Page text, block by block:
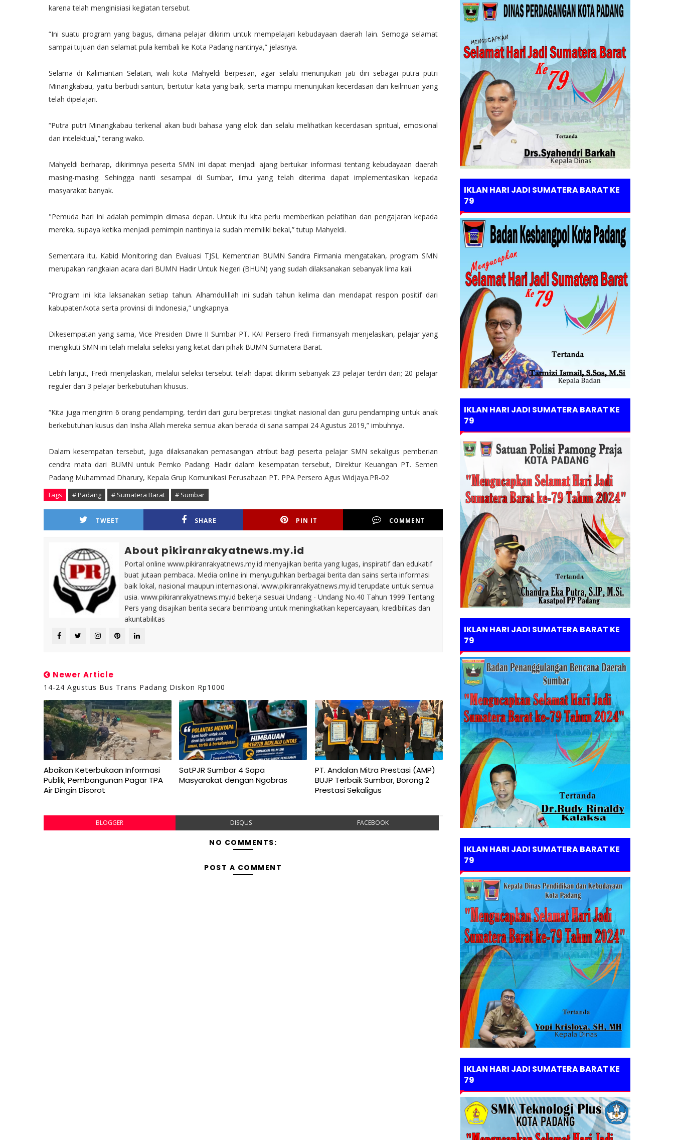
karena telah menginisiasi kegiatan tersebut.
“Ini suatu program yang bagus, dimana pelajar dikirim untuk mempelajari kebudayaan daerah lain. Semoga selamat
sampai tujuan dan selamat pula kembali ke Kota Padang nantinya,” jelasnya.
Selama di Kalimantan Selatan, wali kota Mahyeldi berpesan, agar selalu menunjukan jati diri sebagai putra putri
Minangkabau, yaitu berbudi santun, bertutur kata yang baik, serta mampu menunjukan kecerdasan dan keilmuan yang
telah dipelajari.
“Putra putri Minangkabau terkenal akan budi bahasa yang elok dan selalu melihatkan kecerdasan spritual, emosional
dan intelektual,” terang wako.
Mahyeldi berharap, dikirimnya peserta SMN ini dapat menjadi ajang bertukar informasi tentang kebudayaan daerah
masing-masing. Sehingga nanti sesampai di Sumbar, ilmu yang telah diterima dapat implementasikan kepada
masyarakat banyak.
"Pemuda hari ini adalah pemimpin dimasa depan. Untuk itu kita perlu memberikan pelatihan dan pengajaran kepada
mereka, supaya ketika menjadi pemimpin nantinya ia sudah memiliki bekal,” tutup Mahyeldi.
Sementara itu, Kabid Monitoring dan Evaluasi TJSL Kementrian BUMN Sandra Firmania mengatakan, program SMN
merupakan rangkaian acara dari BUMN Hadir Untuk Negeri (BHUN) yang sudah dilaksanakan sebanyak lima kali.
“Program ini kita laksanakan setiap tahun. Alhamdulillah ini sudah tahun kelima dan mendapat respon positif dari
kabupaten/kota serta provinsi di Indonesia,” ungkapnya.
Dikesempatan yang sama, Vice Presiden Divre II Sumbar PT. KAI Persero Fredi Firmansyah menjelaskan, pelajar yang
mengikuti SMN ini telah melalui seleksi yang ketat dari pihak BUMN Sumatera Barat.
Lebih lanjut, Fredi menjelaskan, melalui seleksi tersebut telah dapat dikirim sebanyak 23 pelajar terdiri dari; 20 pelajar
reguler dan 3 pelajar berkebutuhan khusus.
“Kita juga mengirim 6 orang pendamping, terdiri dari guru berpretasi tingkat nasional dan guru pendamping untuk anak
berkebutuhan kusus dan Insha Allah mereka semua akan berada di sana sampai 24 Agustus 2019,” imbuhnya.
Dalam kesempatan tersebut, juga dilaksanakan pemasangan atribut bagi peserta pelajar SMN sekaligus pemberian
cendra mata dari BUMN untuk Pemko Padang. Hadir dalam kesempatan tersebut, Direktur Keuangan PT. Semen
Padang Muhammad Dharury, Kepala Grup Komunikasi Perusahaan PT. PPA Persero Agus Widjaya.PR-02
Tags # Padang # Sumatera Barat # Sumbar
TWEET SHARE PIN IT COMMENT
About pikiranrakyatnews.my.id
Portal online www.pikiranrakyatnews.my.id menyajikan berita yang lugas, inspiratif dan edukatif
buat jutaan pembaca. Media online ini menyuguhkan berbagai berita dan sains serta informasi
baik lokal, nasional maupun internasional. www.pikiranrakyatnews.my.id terupdate untuk semua
usia. www.pikiranrakyatnews.my.id bekerja sesuai Undang - Undang No.40 Tahun 1999 Tentang
Pers yang disajikan berita secara berimbang untuk meningkatkan kepercayaan, kredibilitas dan
akuntabilitas
Newer Article
14-24 Agustus Bus Trans Padang Diskon Rp1000
Abaikan Keterbukaan Informasi
Publik, Pembangunan Pagar TPA
Air Dingin Disorot
SatPJR Sumbar 4 Sapa
Masyarakat dengan Ngobras
PT. Andalan Mitra Prestasi (AMP)
BUJP Terbaik Sumbar, Borong 2
Prestasi Sekaligus
BLOGGER DISQUS FACEBOOK
NO COMMENTS:
POST A COMMENT
IKLAN HARI JADI SUMATERA BARAT KE
79
IKLAN HARI JADI SUMATERA BARAT KE
79
IKLAN HARI JADI SUMATERA BARAT KE
79
IKLAN HARI JADI SUMATERA BARAT KE
79
IKLAN HARI JADI SUMATERA BARAT KE
79